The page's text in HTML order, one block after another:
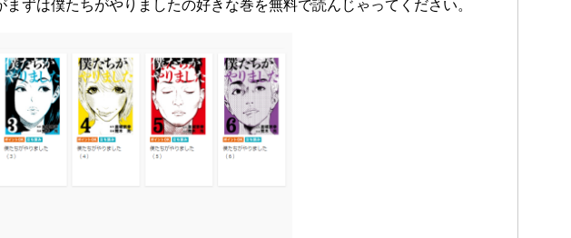
ずは僕たちがやりましたの好きな巻を無料で読んじゃってください。